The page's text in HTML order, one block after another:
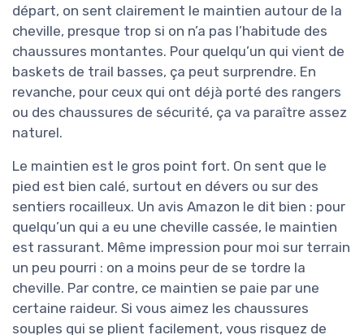
départ, on sent clairement le maintien autour de la
cheville, presque trop si on n’a pas l’habitude des
chaussures montantes. Pour quelqu’un qui vient de
baskets de trail basses, ça peut surprendre. En
revanche, pour ceux qui ont déjà porté des rangers
ou des chaussures de sécurité, ça va paraître assez
naturel.
Le maintien est le gros point fort. On sent que le
pied est bien calé, surtout en dévers ou sur des
sentiers rocailleux. Un avis Amazon le dit bien : pour
quelqu’un qui a eu une cheville cassée, le maintien
est rassurant. Même impression pour moi sur terrain
un peu pourri : on a moins peur de se tordre la
cheville. Par contre, ce maintien se paie par une
certaine raideur. Si vous aimez les chaussures
souples qui se plient facilement, vous risquez de